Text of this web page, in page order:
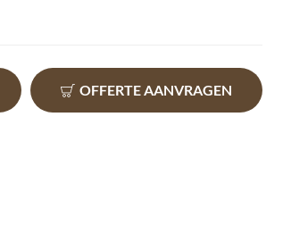
OFFERTE AANVRAGEN